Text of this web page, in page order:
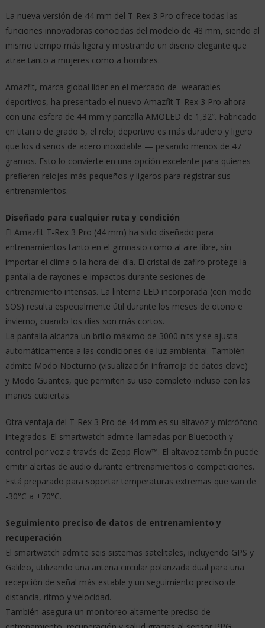
La nueva versión de 44 mm del T-Rex 3 Pro ofrece todas las
funciones innovadoras conocidas del modelo de 48 mm, siendo al
mismo tiempo más ligera y mostrando un diseño elegante que
atrae tanto a mujeres como a hombres.
Amazfit, marca global líder en el mercado de wearables
deportivos, ha presentado el nuevo Amazfit T-Rex 3 Pro ahora
con una esfera de 44 mm y pantalla AMOLED de 1,32”. Fabricado
en titanio de grado 5, el reloj deportivo es más duradero y ligero
que los diseños de acero inoxidable — pesando menos de 47
gramos. Esto lo convierte en una opción excelente para quienes
prefieren relojes más pequeños y ligeros para registrar sus
entrenamientos.
Diseñado para cualquier ruta y condición
El Amazfit T-Rex 3 Pro (44 mm) ha sido diseñado para
entrenamientos tanto en el gimnasio como al aire libre, sin
importar el clima o la hora del día. El cristal de zafiro protege la
pantalla de rayones e impactos durante sesiones de
entrenamiento intensas. La linterna LED incorporada (con modo
SOS) resulta especialmente útil durante los meses de otoño e
invierno, cuando los días son más cortos.
La pantalla alcanza un brillo máximo de 3000 nits y se ajusta
automáticamente a las condiciones de luz ambiental. También
admite Modo Nocturno (visualización infrarroja de datos clave)
y Modo Guantes, que permiten su uso completo incluso con las
manos cubiertas.
Otra ventaja del T-Rex 3 Pro de 44 mm es su altavoz y micrófono
integrados. El smartwatch admite llamadas por Bluetooth y
control por voz a través de Zepp Flow™. El altavoz también puede
emitir alertas de audio durante entrenamientos o competiciones.
Está preparado para soportar temperaturas extremas que van de
-30°C a +70°C.
Seguimiento preciso de datos de entrenamiento y
recuperación
El smartwatch admite seis sistemas satelitales, incluyendo GPS y
Galileo, utilizando una antena circular polarizada dual para una
recepción de señal más estable y un seguimiento preciso de
distancia, ritmo y velocidad.
También asegura un monitoreo altamente preciso de